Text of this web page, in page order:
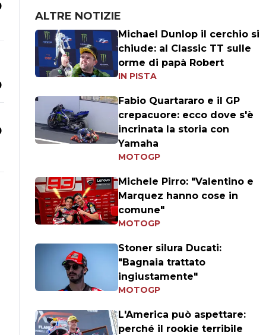
ALTRE NOTIZIE
Michael Dunlop il cerchio si
chiude: al Classic TT sulle
orme di papà Robert
IN PISTA
Fabio Quartararo e il GP
crepacuore: ecco dove s'è
incrinata la storia con
Yamaha
MOTOGP
Michele Pirro: "Valentino e
Marquez hanno cose in
comune"
MOTOGP
Stoner silura Ducati:
"Bagnaia trattato
ingiustamente"
MOTOGP
L'America può aspettare:
perché il rookie terribile